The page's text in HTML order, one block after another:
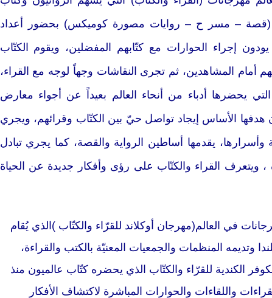
(قصة – مسر ح – روايات مصورة كوميكس) بحضور أعداد
إجراء الحوارات مع كتّابهم المفضلين، ويقوم الكتّاب
أمام المشاهدين، ثم تجرى النقاشات وجهاً لوجه مع القراء،
يحضرها أدباء من أنحاء العالم بعيداً عن أجواء معارض
هدفها الأساس إيجاد تواصل حيّ بين الكتّاب وقرائهم، ويجري
وأسرارها، يقدمها أساطين الرواية والقصة، كما يجري تبادل
، ويتعرف القراء والكتّاب على رؤى وأفكار جديدة عن الحياة
في العالم(مهرجان أوكلاند للقرّاء والكتّاب )الذي يُقام
في نيوزيلندا وتديمه المنظمات والجمعيات المعنيّة بالكتب والقراءة،
الكندية للقرّاء والكتّاب الذي يحضره كتّاب عالميون منذ
واللقاءات والحوارات المباشرة لاكتشاف الأفكار